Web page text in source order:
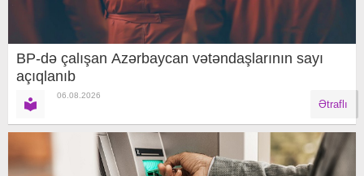
BP-də çalışan Azərbaycan vətəndaşlarının sayı
açıqlanıb
06.08.2026
Ətraflı